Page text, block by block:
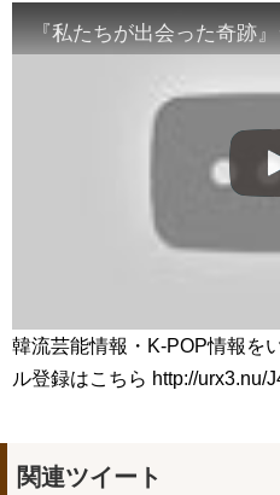
🎬 최진혁 | 뮤지컬 그날들
#노래 #뮤지컬 #그날들 #정학 #인
최진혁아카이브 NEW!
1話先行放送 11/18（金）本放
NEW!
女優ソン・ソンミ、夫の
NEW!
「違う（ちがう）・異な
について
「退屈だ・暇だ」を韓国
yoon kyun sang
HSF(126)-윤균상 서울숲
Healing in Seoul Forest (서울숲)
언니&#39; (ft. 도여니의 학창시절)
bobblessyou2 EP.18
韓流芸能情報・K-POP情報を
ル登録はこちら http://urx3.nu/
関連ツイート